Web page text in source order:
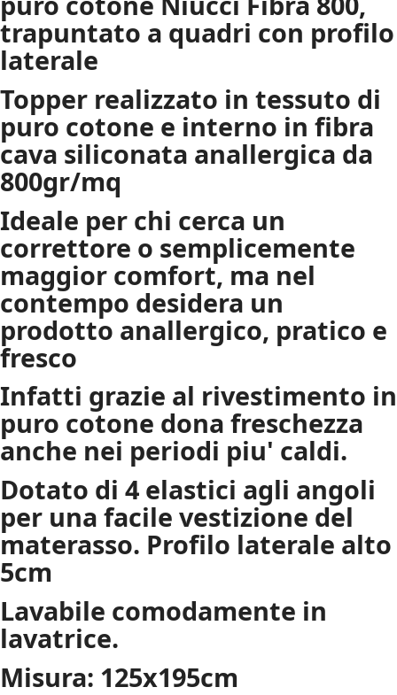
trapuntato a quadri con profilo
laterale
Topper realizzato in tessuto di
puro cotone e interno in fibra
cava siliconata anallergica da
800gr/mq
Ideale per chi cerca un
correttore o semplicemente
maggior comfort, ma nel
contempo desidera un
prodotto anallergico, pratico e
fresco
Infatti grazie al rivestimento in
puro cotone dona freschezza
anche nei periodi piu' caldi.
Dotato di 4 elastici agli angoli
per una facile vestizione del
materasso. Profilo laterale alto
5cm
Lavabile comodamente in
lavatrice.
Misura: 125x195cm